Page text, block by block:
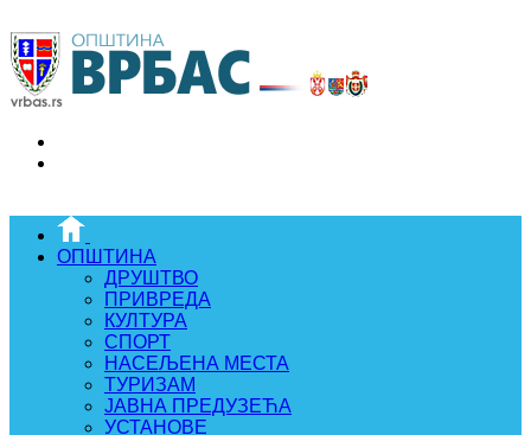
ОПШТИНА
ДРУШТВО
ПРИВРЕДА
КУЛТУРА
СПОРТ
НАСЕЉЕНА МЕСТА
ТУРИЗАМ
ЈАВНА ПРЕДУЗЕЋА
УСТАНОВЕ